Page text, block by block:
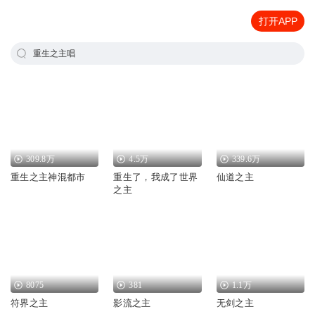
打开APP
重生之主唱
309.8万
重生之主神混都市
4.5万
重生了，我成了世界
之主
339.6万
仙道之主
8075
符界之主
381
影流之主
1.1万
无剑之主